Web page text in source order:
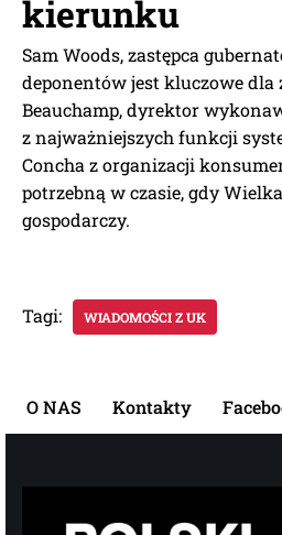
kierunku
Sam Woods, zastępca
deponentów jest kluczowe
Beauchamp, dyrektor
z najważniejszych funkcji
Concha z organizacji
potrzebną w czasie, gdy
gospodarczy.
Tagi: WIADOMOŚCI Z UK
O NAS Kontakty